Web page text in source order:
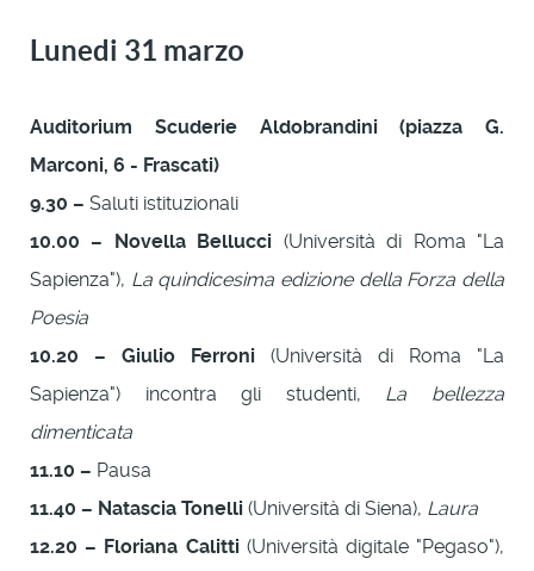
Lunedi 31 marzo
Auditorium Scuderie Aldobrandini (piazza G.
Marconi, 6 - Frascati)
9.30 – Saluti istituzionali
10.00 – Novella Bellucci (Università di Roma "La
Sapienza"), La quindicesima edizione della Forza della
Poesia
10.20 – Giulio Ferroni (Università di Roma "La
Sapienza") incontra gli studenti, La bellezza
dimenticata
11.10 – Pausa
11.40 – Natascia Tonelli (Università di Siena), Laura
12.20 – Floriana Calitti(Università digitale "Pegaso"),